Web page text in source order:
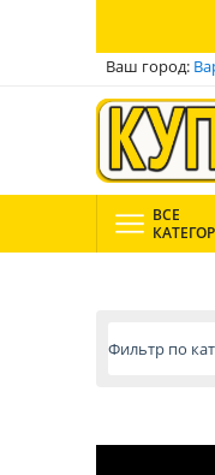
Ваш город:
ВСЕ
Фильтр по